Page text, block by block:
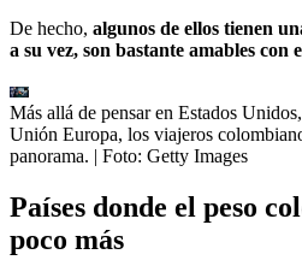
De hecho, algunos de ellos tienen
a su vez, son bastante amables con
Más allá de pensar en Estados
Unión Europa, los viajeros
panorama. | Foto: Getty Images
Países donde el peso
poco más